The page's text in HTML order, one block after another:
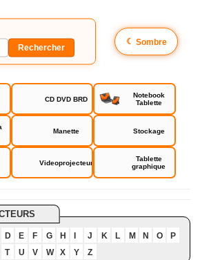
☾ Sombre
CD DVD BRD
Notebook
Tablette
Manette Stockage
Videoprojecteur
Tablette
graphique
D E F G H J K L M N O
P
T
U V W X Y Z